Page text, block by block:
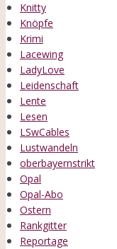
Knitty
Knöpfe
Krimi
Lacewing
LadyLove
Leidenschaft
Lente
Lesen
LSwCables
Lustwandeln
oberbayernstrikt
Opal
Opal-Abo
Ostern
Rankgitter
Reportage